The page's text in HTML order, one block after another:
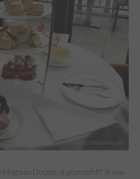
Double al geproefd?? Ik was